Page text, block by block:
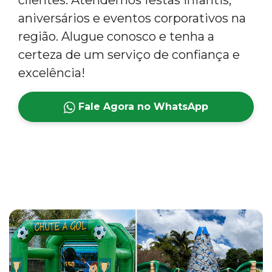
aniversários e eventos corporativos na
região. Alugue conosco e tenha a
certeza de um serviço de confiança e
excelência!
Fale Agora no WhatsApp